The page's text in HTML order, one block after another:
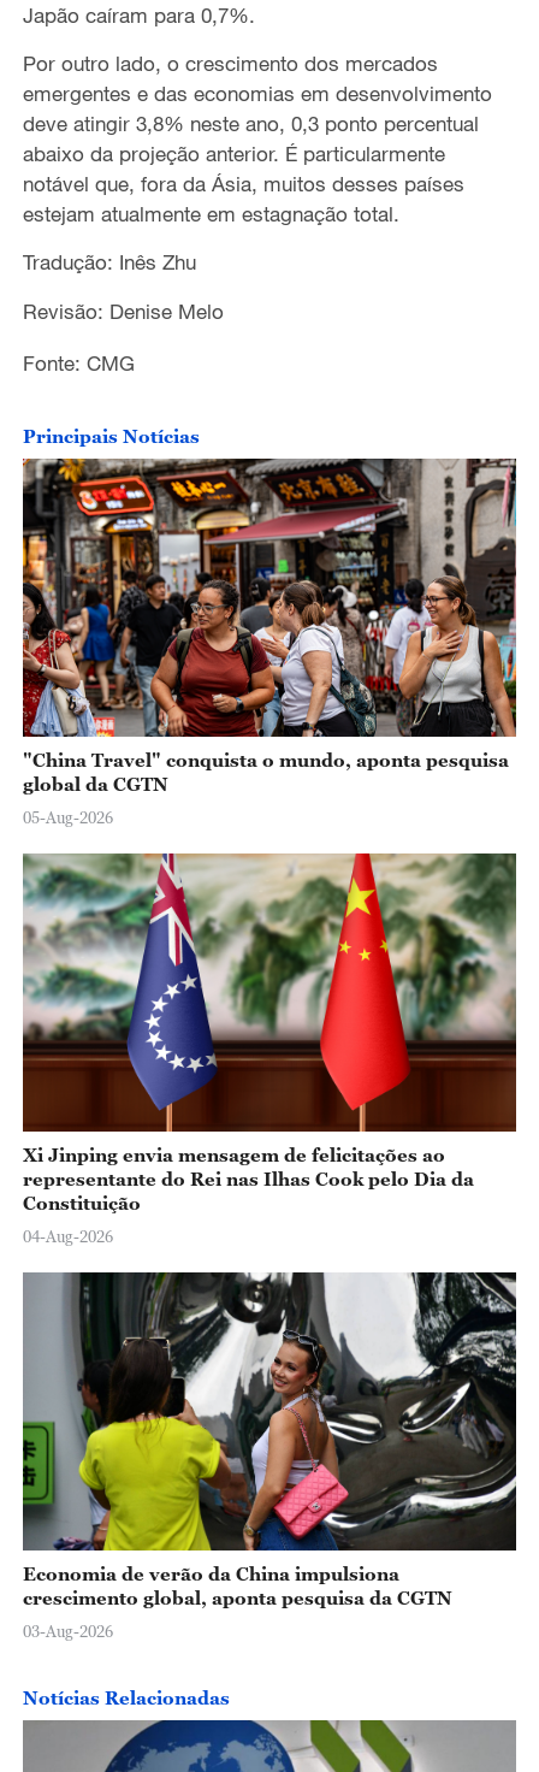
Japão caíram para 0,7%.
Por outro lado, o crescimento dos mercados
emergentes e das economias em desenvolvimento
deve atingir 3,8% neste ano, 0,3 ponto percentual
abaixo da projeção anterior. É particularmente
notável que, fora da Ásia, muitos desses países
estejam atualmente em estagnação total.
Tradução: Inês Zhu
Revisão: Denise Melo
Fonte: CMG
Principais Notícias
"China Travel" conquista o mundo, aponta pesquisa
global da CGTN
05-Aug-2026
Xi Jinping envia mensagem de felicitações ao
representante do Rei nas Ilhas Cook pelo Dia da
Constituição
04-Aug-2026
Economia de verão da China impulsiona
crescimento global, aponta pesquisa da CGTN
03-Aug-2026
Notícias Relacionadas